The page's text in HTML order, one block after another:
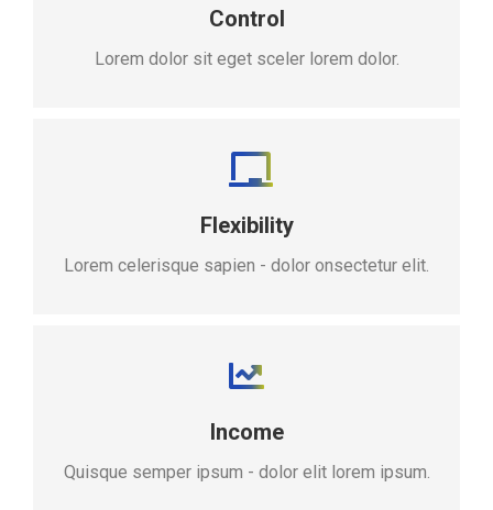
Control
Lorem dolor sit eget sceler lorem dolor.
Flexibility
Lorem celerisque sapien - dolor onsectetur elit.
Income
Quisque semper ipsum - dolor elit lorem ipsum.